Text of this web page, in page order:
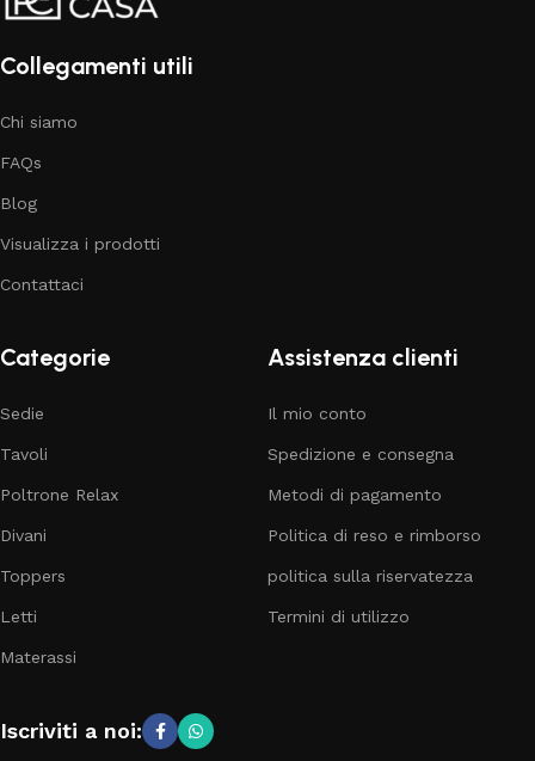
Collegamenti utili
Chi siamo
FAQs
Blog
Visualizza i prodotti
Contattaci
Categorie
Sedie
Tavoli
Poltrone Relax
Divani
Toppers
Letti
Materassi
Assistenza clienti
Il mio conto
Spedizione e consegna
Metodi di pagamento
Politica di reso e rimborso
politica sulla riservatezza
Termini di utilizzo
Iscriviti a noi: